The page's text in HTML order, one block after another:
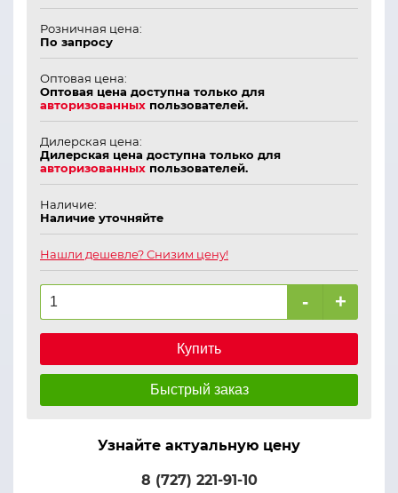
Розничная цена:
По запросу
Оптовая цена:
Оптовая цена доступна только для
авторизованных пользователей.
Дилерская цена:
Дилерская цена доступна только для
авторизованных пользователей.
Наличие:
Наличие уточняйте
Нашли дешевле? Снизим цену!
- +
Купить
Быстрый заказ
Узнайте актуальную цену
8 (727) 221-91-10